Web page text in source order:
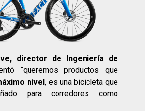
director de Ingeniería de
“queremos productos que
nivel, es una bicicleta que
para corredores como